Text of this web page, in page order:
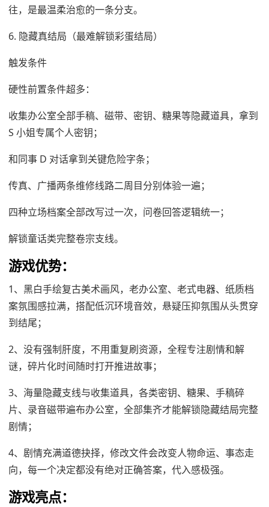
往，是最温柔治愈的一条分支。
6. 隐藏真结局（最难解锁彩蛋结局）
触发条件
硬性前置条件超多：
收集办公室全部手稿、磁带、密钥、糖果等隐藏道具，拿到
S 小姐专属个人密钥；
和同事 D 对话拿到关键危险字条；
传真、广播两条维修线路二周目分别体验一遍；
四种立场档案全部改写过一次，问卷回答逻辑统一；
解锁童话类完整卷宗支线。
游戏优势：
1、黑白手绘复古美术画风，老办公室、老式电器、纸质档
案氛围感拉满，搭配低沉环境音效，悬疑压抑氛围从头贯穿
到结尾；
2、没有强制肝度，不用重复刷资源，全程专注剧情和解
谜，碎片化时间随时打开推进故事；
3、海量隐藏支线与收集道具，各类密钥、糖果、手稿碎
片、录音磁带遍布办公室，全部集齐才能解锁隐藏结局完整
剧情；
4、剧情充满道德抉择，修改文件会改变人物命运、事态走
向，每一个决定都没有绝对正确答案，代入感极强。
游戏亮点：